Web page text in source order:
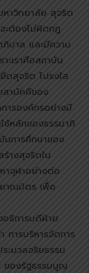
หาวิทยาลัย สุจริต
ะต้องไม่ผิดกฏ
บาล และมีความ
ะเราคือสถาบัน
ดสุจริต โปรงใส
สามัคคีของ
ารองค์กรอย่างมี
ช้หลักของธรรมาภิ
นการศึกษาของ
างสุจริตใน
าจุฬาอย่างต่อ
ยาณมิตร เพื่อ
ธิการบดีฝ่าย
การบริหารจัดการ
ะมวลจริยธรรม
องรัฐธรรมนูญ